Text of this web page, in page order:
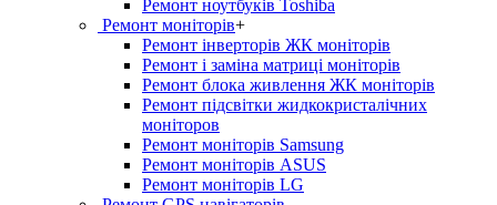
Ремонт ноутбуків Toshiba
Ремонт моніторів+
Ремонт інверторів ЖК моніторів
Ремонт і заміна матриці моніторів
Ремонт блока живлення ЖК моніторів
Ремонт підсвітки жидкокристалічних
моніторов
Ремонт моніторів Samsung
Ремонт моніторів ASUS
Ремонт моніторів LG